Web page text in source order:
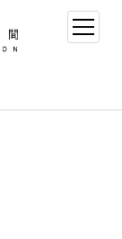
open
menu